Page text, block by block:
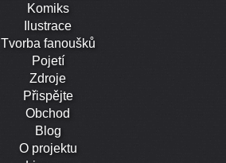
Komiks
Ilustrace
Tvorba fanoušků
Pojetí
Zdroje
Přispějte
Obchod
Blog
O projektu